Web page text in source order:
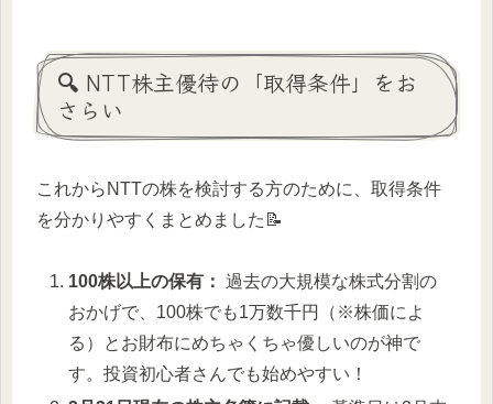
🔍 NTT株主優待の「取得条件」をお
さらい
これからNTTの株を検討する方のために、取得条件
を分かりやすくまとめました📝
100株以上の保有： 過去の大規模な株式分割の
おかげで、100株でも1万数千円（※株価によ
る）とお財布にめちゃくちゃ優しいのが神で
す。投資初心者さんでも始めやすい！